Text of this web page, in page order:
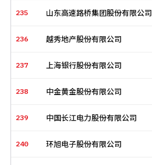
235 山东高速路桥集团股份有限公司
236 越秀地产股份有限公司
237 上海银行股份有限公司
238 中金黄金股份有限公司
239 中国长江电力股份有限公司
240 环旭电子股份有限公司